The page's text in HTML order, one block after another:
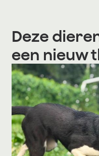
Deze
een nieuw